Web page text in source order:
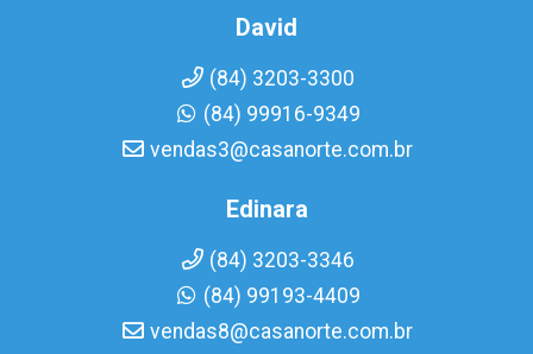
David
(84) 3203-3300
(84) 99916-9349
vendas3@casanorte.com.br
Edinara
(84) 3203-3346
(84) 99193-4409
vendas8@casanorte.com.br